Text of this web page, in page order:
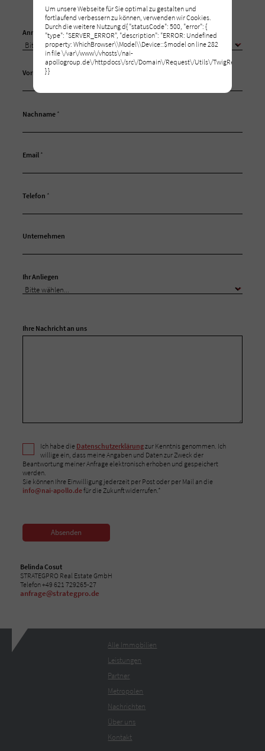
Anrede
Vorname
Nachname *
Email *
Telefon *
Unternehmen
Ihr Anliegen
Ihre Nachricht an uns
Ich habe die Datenschutzerklärungzur Kenntnis genommen. Ich
willige ein, dass meine Angaben und Daten zur Zweck der
Beantwortung meiner Anfrage elektronisch erhoben und gespeichert
werden.
Sie können Ihre Einwilligung jederzeit per Post oder per Mail an die
info@nai-apollo.defür die Zukunft widerrufen.*
Absenden
Belinda Cosut
STRATEGPRO Real Estate GmbH
Telefon +49 621 729265-27
anfrage@strategpro.de
Alle Immobilien
Leistungen
Partner
Metropolen
Nachrichten
Über uns
Kontakt
Um unsere Webseite für Sie optimal zu gestalten und
fortlaufend verbessern zu können, verwenden wir Cookies.
Durch die weitere Nutzung d{ "statusCode": 500, "error": {
"type": "SERVER_ERROR", "description": "ERROR: Undefined
property: WhichBrowser\\Model\\Device::$model on line 282
in file \/var\/www\/vhosts\/nai-
apollogroup.de\/httpdocs\/src\/Domain\/Request\/Utils\/
} }